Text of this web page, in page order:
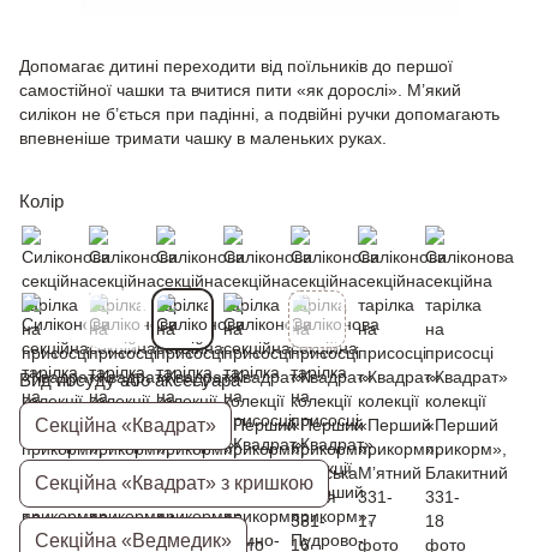
Допомагає дитині переходити від поїльників до першої
самостійної чашки та вчитися пити «як дорослі». М’який
силікон не б’ється при падінні, а подвійні ручки допомагають
впевненіше тримати чашку в маленьких руках.
Колір
Вид посуду або аксесуара
Секційна «Квадрат»
Секційна «Квадрат» з кришкою
Секційна «Ведмедик»